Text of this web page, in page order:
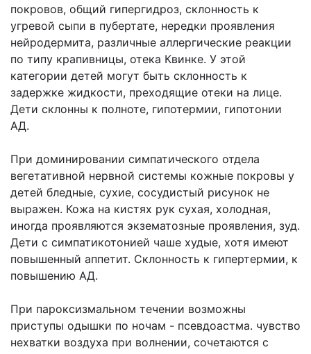
покровов, общий гипергидроз, склонность к
угревой сыпи в пубертате, нередки проявления
нейродермита, различные аллергические реакции
по типу крапивницы, отека Квинке. У этой
категории детей могут быть склонность к
задержке жидкости, преходящие отеки на лице.
Дети склонны к полноте, гипотермии, гипотонии
АД.
При доминировании симпатического отдела
вегетативной нервной системы кожные покровы у
детей бледные, сухие, сосудистый рисунок не
выражен. Кожа на кистях рук сухая, холодная,
иногда проявляются экзематозные проявления, зуд.
Дети с симпатикотонией чаше худые, хотя имеют
повышенный аппетит. Склонность к гипертермии, к
повышению АД.
При пароксизмальном течении возможны
приступы одышки по ночам - псевдоастма. чувство
нехватки воздуха при волнении, сочетаются с